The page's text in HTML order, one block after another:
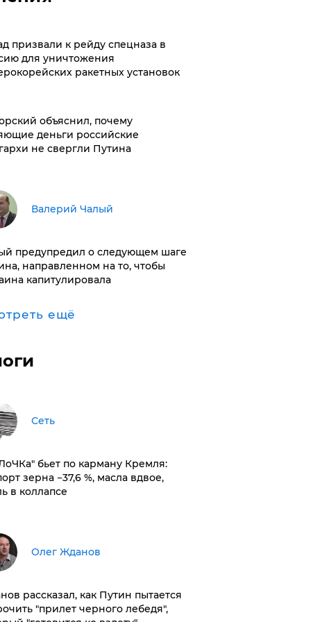
призвали к рейду спецназа в
для уничтожения
ракетных установок
объяснил, почему
деньги российские
не свергли Путина
Валерий Чалый
предупредил о следующем шаге
направленном на то, чтобы
капитулировала
ещё
Сеть
бьет по карману Кремля:
зерна −37,6 %, масла вдвое,
в коллапсе
Олег Жданов
рассказал, как Путин пытается
"прилет черного лебедя",